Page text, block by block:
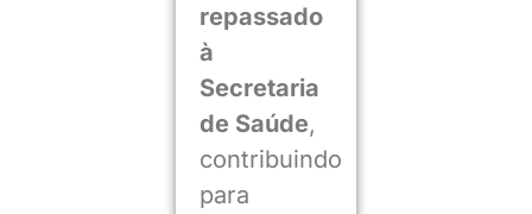
repassado
à
Secretaria
de Saúde,
contribuindo
para